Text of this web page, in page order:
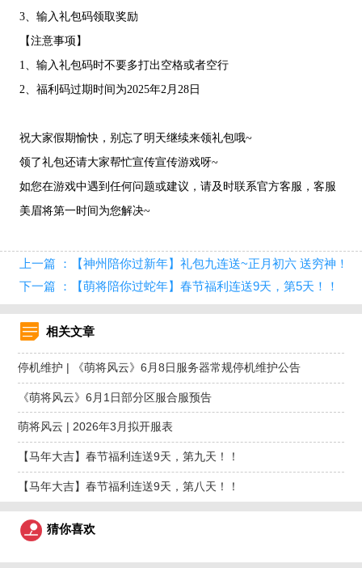
3、输入礼包码领取奖励
【注意事项】
1、输入礼包码时不要多打出空格或者空行
2、福利码过期时间为2025年2月28日
祝大家假期愉快，别忘了明天继续来领礼包哦~
领了礼包还请大家帮忙宣传宣传游戏呀~
如您在游戏中遇到任何问题或建议，请及时联系官方客服，客服
美眉将第一时间为您解决~
上一篇 ：【神州陪你过新年】礼包九连送~正月初六 送穷神！！
下一篇 ：【萌将陪你过蛇年】春节福利连送9天，第5天！！
相关文章
停机维护 | 《萌将风云》6月8日服务器常规停机维护公告
《萌将风云》6月1日部分区服合服预告
萌将风云 | 2026年3月拟开服表
【马年大吉】春节福利连送9天，第九天！！
【马年大吉】春节福利连送9天，第八天！！
猜你喜欢